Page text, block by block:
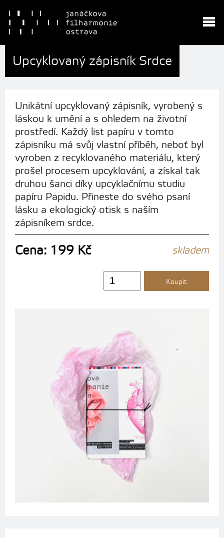
Upcyklovaný zápisník Srdce
Unikátní upcyklovaný zápisník, vyrobený s
láskou k umění a s ohledem na životní
prostředí. Každý list papíru v tomto
zápisníku má svůj vlastní příběh, neboť byl
vyroben z recyklovaného materiálu, který
prošel procesem upcyklování, a získal tak
druhou šanci díky upcyklačnímu studiu
papíru Papidu. Přineste do svého psaní
lásku a ekologický otisk s naším
zápisníkem srdce.
Cena: 199 Kč skladem
Koupit